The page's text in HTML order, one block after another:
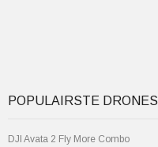
POPULAIRSTE DRONES
DJI Avata 2 Fly More Combo